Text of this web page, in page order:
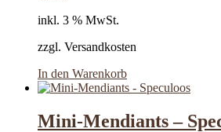
inkl. 3 % MwSt.
zzgl. Versandkosten
In den Warenkorb
Mini-Mendiants –